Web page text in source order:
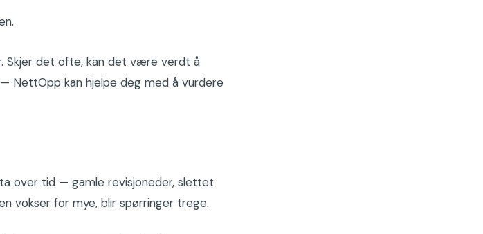
Skjer det ofte, kan det være verdt å
NettOpp kan hjelpe deg med å vurdere
over tid — gamle revisjoneder, slettet
vokser for mye, blir spørringer trege.